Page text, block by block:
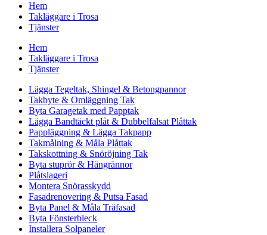
Hem
Takläggare i Trosa
Tjänster
Hem
Takläggare i Trosa
Tjänster
Lägga Tegeltak, Shingel & Betongpannor
Takbyte & Omläggning Tak
Byta Garagetak med Papptak
Lägga Bandtäckt plåt & Dubbelfalsat Plåttak
Pappläggning & Lägga Takpapp
Takmålning & Måla Plåttak
Takskottning & Snöröjning Tak
Byta stuprör & Hängrännor
Plåtslageri
Montera Snörasskydd
Fasadrenovering & Putsa Fasad
Byta Panel & Måla Träfasad
Byta Fönsterbleck
Installera Solpaneler